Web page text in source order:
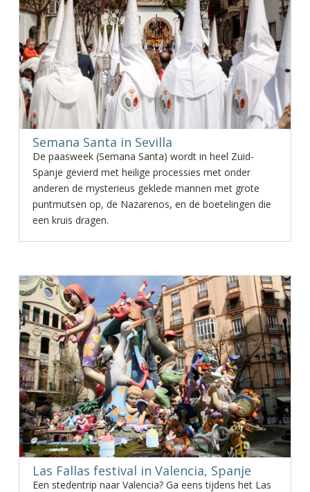
Semana Santa in Sevilla
De paasweek (Semana Santa) wordt in heel Zuid-
Spanje gevierd met heilige processies met onder
anderen de mysterieus geklede mannen met grote
puntmutsen op, de Nazarenos, en de boetelingen die
een kruis dragen.
Las Fallas festival in Valencia, Spanje
Een stedentrip naar Valencia? Ga eens tijdens het Las